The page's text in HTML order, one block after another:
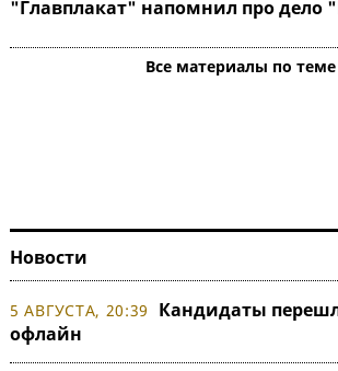
"Главплакат" напомнил про дело
Все материалы по
Новости
5 АВГУСТА, 20:39
Кандидаты
офлайн